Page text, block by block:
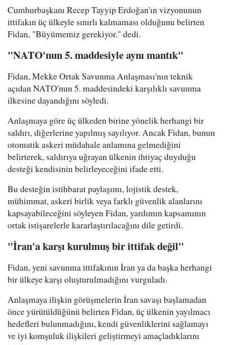
Cumhurbaşkanı Recep Tayyip Erdoğan'ın vizyonunun
ittifakın üç ülkeyle sınırlı kalmaması olduğunu belirten
Fidan, "Büyümemiz gerekiyor." dedi.
"NATO'nun 5. maddesiyle aynı mantık"
Fidan, Mekke Ortak Savunma Anlaşması'nın teknik
açıdan NATO'nun 5. maddesindeki karşılıklı savunma
ilkesine dayandığını söyledi.
Anlaşmaya göre üç ülkeden birine yönelik herhangi bir
saldırı, diğerlerine yapılmış sayılıyor. Ancak Fidan, bunun
otomatik askeri müdahale anlamına gelmediğini
belirterek, saldırıya uğrayan ülkenin ihtiyaç duyduğu
desteği kendisinin belirleyeceğini ifade etti.
Bu desteğin istihbarat paylaşımı, lojistik destek,
mühimmat, askeri birlik veya farklı güvenlik alanlarını
kapsayabileceğini söyleyen Fidan, yardımın kapsamının
ortak istişarelerle kararlaştırılacağını dile getirdi.
"İran'a karşı kurulmuş bir ittifak değil"
Fidan, yeni savunma ittifakının İran ya da başka herhangi
bir ülkeye karşı oluşturulmadığını vurguladı.
Anlaşmaya ilişkin görüşmelerin İran savaşı başlamadan
önce yürütüldüğünü belirten Fidan, üç ülkenin yayılmacı
hedefleri bulunmadığını, kendi güvenliklerini sağlamayı
ve iyi komşuluk ilişkileri geliştirmeyi amaçladıklarını